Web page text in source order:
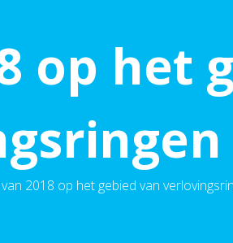
op het
2018 op het gebied van